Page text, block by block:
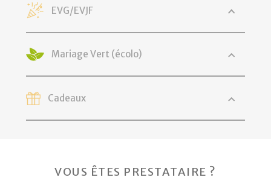
EVG/EVJF
Mariage Vert (écolo)
Cadeaux
VOUS ÊTES PRESTATAIRE ?